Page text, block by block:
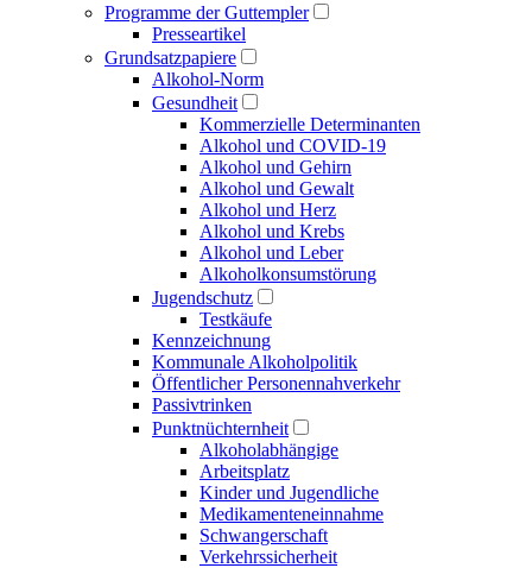
Programme der Guttempler
Presse­artikel
Grundsatzpapiere
Alkohol-Norm
Gesundheit
Kommerzielle Determinanten
Alkohol und COVID-19
Alkohol und Gehirn
Alkohol und Gewalt
Alkohol und Herz
Alkohol und Krebs
Alkohol und Leber
Alkoholkonsumstörung
Jugendschutz
Testkäufe
Kennzeichnung
Kommunale Alkoholpolitik
Öffentlicher Personen­nahverkehr
Passivtrinken
Punkt­nüchternheit
Alkohol­abhängige
Arbeitsplatz
Kinder und Jugendliche
Medikamenten­einnahme
Schwangerschaft
Verkehrs­sicherheit